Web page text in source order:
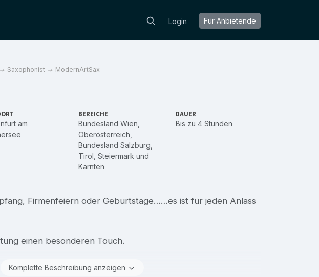
Login Für Anbietende
Saxophonist ModernArtSax
am
BEREICHE
Bundesland Wien
Oberösterreich
Bundesland Salzburg
Tirol Steiermark und
Kärnten
DAUER
Bis zu 4 Stunden
Firmenfeiern oder Geburtstage……es ist für jeden Anlass
einen besonderen Touch.
Komplette Beschreibung anzeigen